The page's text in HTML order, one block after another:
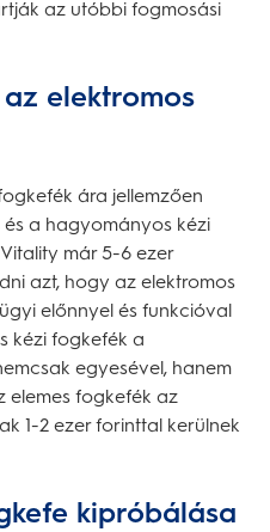
az utóbbi fogmosási
elektromos
ára jellemzően
a hagyományos kézi
már 5-6 ezer
azt, hogy az elektromos
előnnyel és funkcióval
kézi fogkefék a
egyesével, hanem
elemes fogkefék az
1-2 ezer forinttal kerülnek
kipróbálása